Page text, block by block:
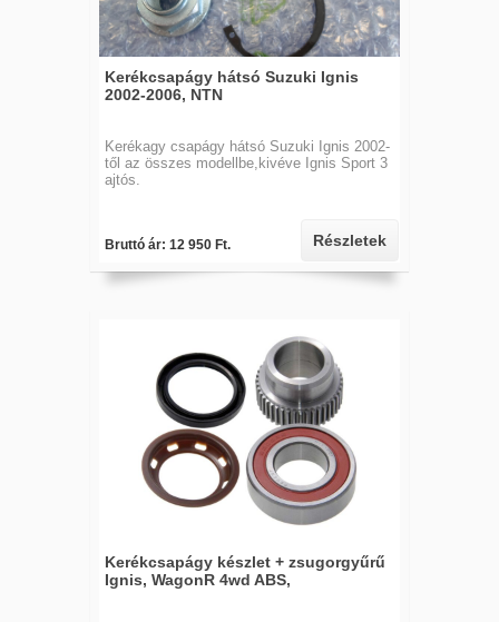
Kerékcsapágy hátsó Suzuki Ignis
2002-2006, NTN
Kerékagy csapágy hátsó Suzuki Ignis 2002-
től az összes modellbe,kivéve Ignis Sport 3
ajtós.
Bruttó ár: 12 950 Ft. Részletek
Kerékcsapágy készlet + zsugorgyűrű
Ignis, WagonR 4wd ABS,